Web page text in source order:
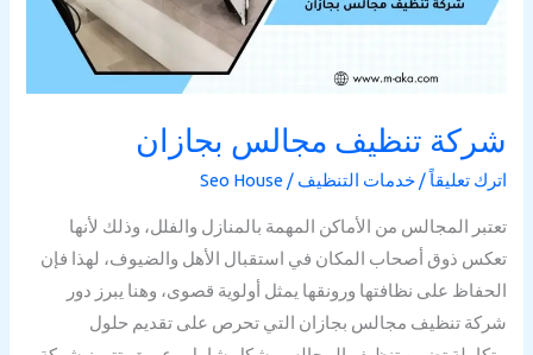
شركة تنظيف مجالس بجازان
اترك تعليقاً /خدمات التنظيف /
Seo House
تعتبر المجالس من الأماكن المهمة بالمنازل والفلل، وذلك لأنها
تعكس ذوق أصحاب المكان في استقبال الأهل والضيوف، لهذا فإن
الحفاظ على نظافتها ورونقها يمثل أولوية قصوى، وهنا يبرز دور
شركة تنظيف مجالس بجازان التي تحرص على تقديم حلول